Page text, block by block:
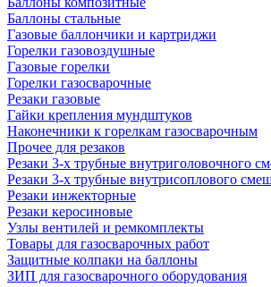
Баллоны стальные
Газовые баллончики и картриджи
Горелки газовоздушные
Газовые горелки
Горелки газосварочные
Резаки газовые
Гайки крепления мундштуков
Наконечники к горелкам газосварочным
Прочее для резаков
Резаки 3-х трубные внутриголовочного
Резаки 3-х трубные внутрисоплового
Резаки инжекторные
Резаки керосиновые
Узлы вентилей и ремкомплекты
Товары для газосварочных работ
Защитные колпаки на баллоны
ЗИП для газосварочного оборудования